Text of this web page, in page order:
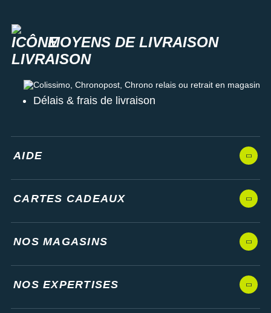
MOYENS DE LIVRAISON
Colissimo, Chronopost, Chrono relais ou retrait en magasin
Délais & frais de livraison
AIDE
CARTES CADEAUX
NOS MAGASINS
NOS EXPERTISES